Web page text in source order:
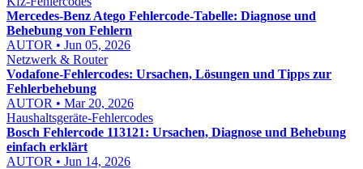
Mercedes-Benz Atego Fehlercode-Tabelle: Diagnose und
Behebung von Fehlern
AUTOR • Jun 05, 2026
Netzwerk & Router
Vodafone-Fehlercodes: Ursachen, Lösungen und Tipps zur
Fehlerbehebung
AUTOR • Mar 20, 2026
Haushaltsgeräte-Fehlercodes
Bosch Fehlercode 113121: Ursachen, Diagnose und Behebung
einfach erklärt
AUTOR • Jun 14, 2026